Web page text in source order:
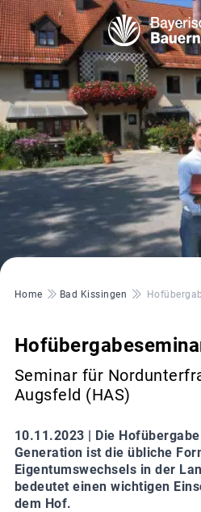
Pfadnavigation
Home Bad Kissingen
Seminar für
Augsfeld (HAS)
10.11.2023 | Die
Generation ist die übliche
Eigentumswechsels in der
bedeutet einen wichtigen
dem Hof.